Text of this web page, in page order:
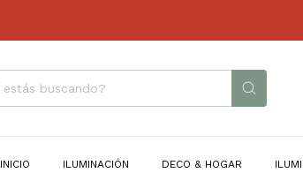
INICIO ILUMINACIÓN DECO & HOGAR